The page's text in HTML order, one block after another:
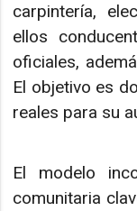
carpintería,
ellos
oficiales,
El objetivo es
reales para su
El modelo
comunitaria